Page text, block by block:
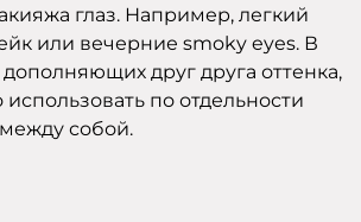
глаз. Например, легкий
или вечерние smoky eyes. В
друг друга оттенка,
по отдельности
собой.